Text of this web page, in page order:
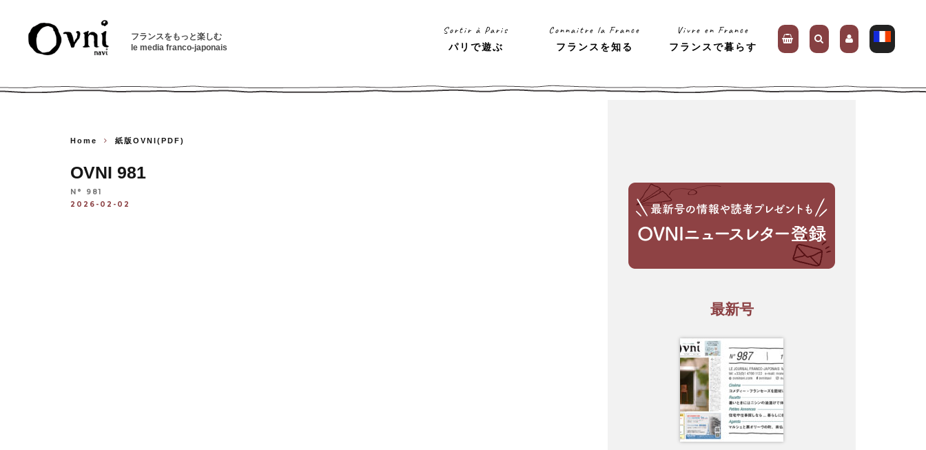
フランスをもっと楽しむ
le media franco-japonais
Sortir à Paris
パリで遊ぶ
Connaitre la France
フランスを知る
Vivre en France
フランスで暮らす
Home 紙版OVNI(PDF)
OVNI 981
N° 981
2026-02-02
最新号